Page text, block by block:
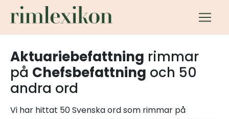
Aktuariebefattning rimmar
på Chefsbefattning och 50
andra ord
Vi har hittat 50 Svenska ord som rimmar på